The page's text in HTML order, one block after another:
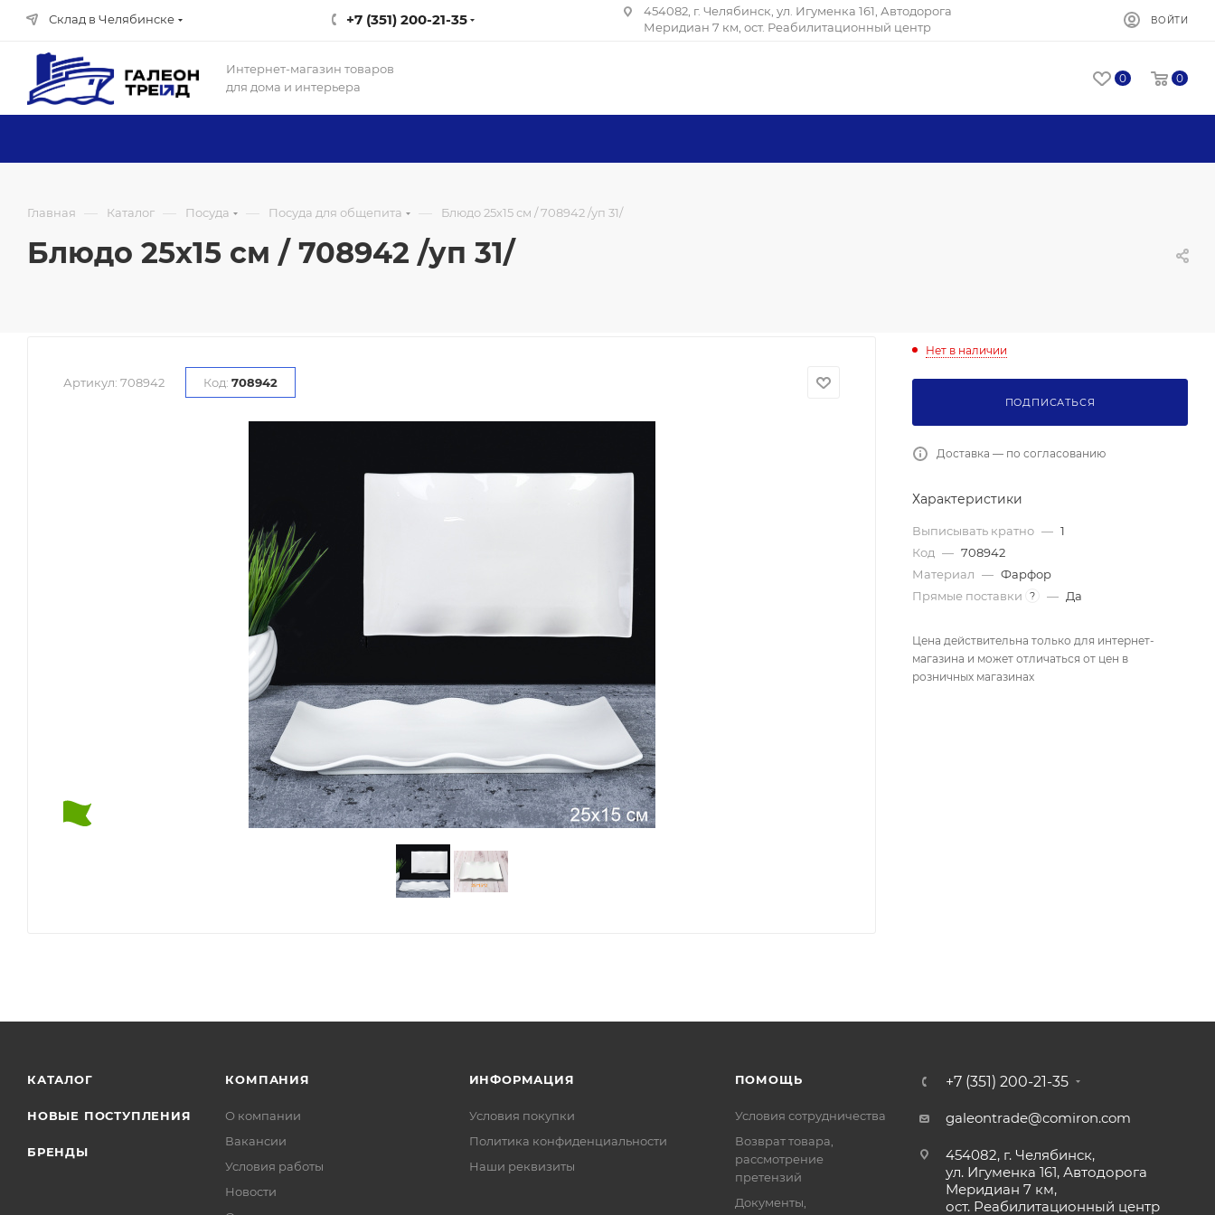
Склад в Челябинске +7 (351) 200-21-35
454082, г. Челябинск, ул. Игуменка 161, Автодорога
Меридиан 7 км, ост. Реабилитационный центр
ВОЙТИ
Интернет-магазин товаров
для дома и интерьера
0 0
Главная — Каталог — Посуда — Посуда для общепита — Блюдо 25х15 см / 708942 /уп 31/
Блюдо 25х15 см / 708942 /уп 31/
Артикул: 708942 Код: 708942
Нет в наличии
ПОДПИСАТЬСЯ
Доставка — по согласованию
Характеристики
Выписывать кратно — 1
Код — 708942
Материал — Фарфор
Прямые поставки
? — Да
Цена действительна только для интернет-
магазина и может отличаться от цен в
розничных магазинах
КАТАЛОГ
НОВЫЕ ПОСТУПЛЕНИЯ
БРЕНДЫ
КОМПАНИЯ
О компании
Вакансии
Условия работы
Новости
ИНФОРМАЦИЯ
Условия покупки
Политика конфиденциальности
Наши реквизиты
ПОМОЩЬ
Условия сотрудничества
Возврат товара,
рассмотрение
претензий
Документы,
+7 (351) 200-21-35
galeontrade@comiron.com
454082, г. Челябинск,
ул. Игуменка 161, Автодорога
Меридиан 7 км,
ост. Реабилитационный центр